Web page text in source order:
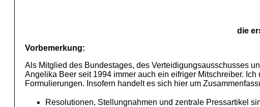
die
Vorbemerkung:
Als Mitglied des Bundestages, des Verteidigungsausschusses
Angelika Beer seit 1994 immer auch ein eifriger Mitschreiber.
Formulierungen. Insofern handelt es sich hier um
Resolutionen, Stellungnahmen und zentrale Pressartikel